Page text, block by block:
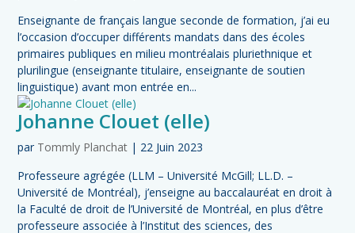
Enseignante de français langue seconde de formation, j’ai eu
l’occasion d’occuper différents mandats dans des écoles
primaires publiques en milieu montréalais pluriethnique et
plurilingue (enseignante titulaire, enseignante de soutien
linguistique) avant mon entrée en...
Johanne Clouet (elle)
par Tommly Planchat | 22 Juin 2023
Professeure agrégée (LLM – Université McGill; LL.D. –
Université de Montréal), j’enseigne au baccalauréat en droit à
la Faculté de droit de l’Université de Montréal, en plus d’être
professeure associée à l’Institut des sciences, des